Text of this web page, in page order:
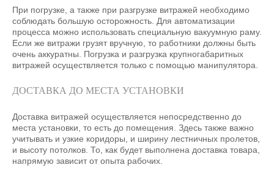
При погрузке, а также при разгрузке витражей необходимо
соблюдать большую осторожность. Для автоматизации
процесса можно использовать специальную вакуумную раму.
Если же витражи грузят вручную, то работники должны быть
очень аккуратны. Погрузка и разгрузка крупногабаритных
витражей осуществляется только с помощью манипулятора.
ДОСТАВКА ДО МЕСТА УСТАНОВКИ
Доставка витражей осуществляется непосредственно до
места установки, то есть до помещения. Здесь также важно
учитывать и узкие коридоры, и ширину лестничных пролетов,
и высоту потолков. То, как будет выполнена доставка товара,
напрямую зависит от опыта рабочих.